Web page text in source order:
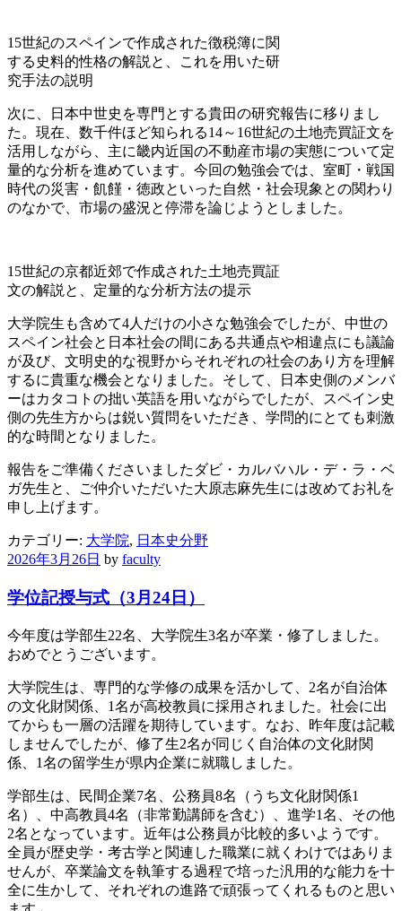
15世紀のスペインで作成された徴税簿に関
する史料的性格の解説と、これを用いた研
究手法の説明
次に、日本中世史を専門とする貴田の研究報告に移りまし
た。現在、数千件ほど知られる14～16世紀の土地売買証文を
活用しながら、主に畿内近国の不動産市場の実態について定
量的な分析を進めています。今回の勉強会では、室町・戦国
時代の災害・飢饉・徳政といった自然・社会現象との関わり
のなかで、市場の盛況と停滞を論じようとしました。
15世紀の京都近郊で作成された土地売買証
文の解説と、定量的な分析方法の提示
大学院生も含めて4人だけの小さな勉強会でしたが、中世の
スペイン社会と日本社会の間にある共通点や相違点にも議論
が及び、文明史的な視野からそれぞれの社会のあり方を理解
するに貴重な機会となりました。そして、日本史側のメンバ
ーはカタコトの拙い英語を用いながらでしたが、スペイン史
側の先生方からは鋭い質問をいただき、学問的にとても刺激
的な時間となりました。
報告をご準備くださいましたダビ・カルバハル・デ・ラ・ベ
ガ先生と、ご仲介いただいた大原志麻先生には改めてお礼を
申し上げます。
カテゴリー: 大学院, 日本史分野
2026年3月26日 by faculty
学位記授与式（3月24日）
今年度は学部生22名、大学院生3名が卒業・修了しました。
おめでとうございます。
大学院生は、専門的な学修の成果を活かして、2名が自治体
の文化財関係、1名が高校教員に採用されました。社会に出
てからも一層の活躍を期待しています。なお、昨年度は記載
しませんでしたが、修了生2名が同じく自治体の文化財関
係、1名の留学生が県内企業に就職しました。
学部生は、民間企業7名、公務員8名（うち文化財関係1
名）、中高教員4名（非常勤講師を含む）、進学1名、その他
2名となっています。近年は公務員が比較的多いようです。
全員が歴史学・考古学と関連した職業に就くわけではありま
せんが、卒業論文を執筆する過程で培った汎用的な能力を十
全に生かして、それぞれの進路で頑張ってくれるものと思い